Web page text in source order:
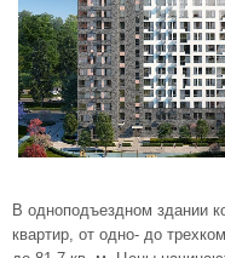
В одноподъездном здании
квартир, от одно- до